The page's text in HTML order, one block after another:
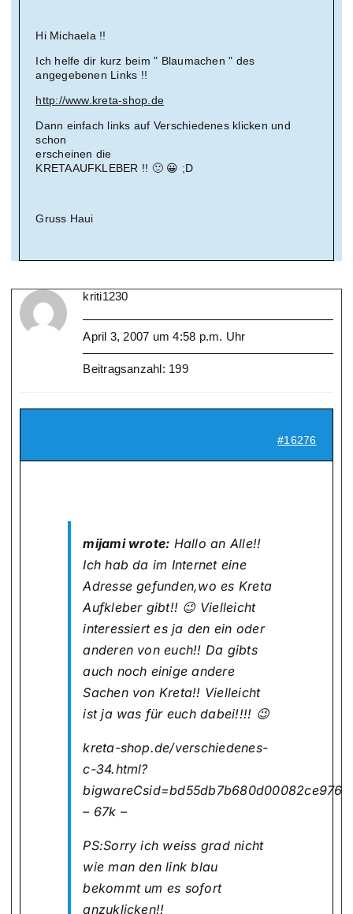
Hi Michaela !!
Ich helfe dir kurz beim " Blaumachen " des
angegebenen Links !!
http://www.kreta-shop.de
Dann einfach links auf Verschiedenes klicken und
schon
erscheinen die
KRETAAUFKLEBER !! 🙂 😀 ;D
Gruss Haui
kriti1230
April 3, 2007 um 4:58 p.m. Uhr
Beitragsanzahl: 199
#16276
mijami wrote: Hallo an Alle!!
Ich hab da im Internet eine
Adresse gefunden,wo es Kreta
Aufkleber gibt!! 😉 Vielleicht
interessiert es ja den ein oder
anderen von euch!! Da gibts
auch noch einige andere
Sachen von Kreta!! Vielleicht
ist ja was für euch dabei!!!! 😉
kreta-shop.de/verschiedenes-
c-34.html?
– 67k –
PS:Sorry ich weiss grad nicht
wie man den link blau
bekommt um es sofort
anzuklicken!!